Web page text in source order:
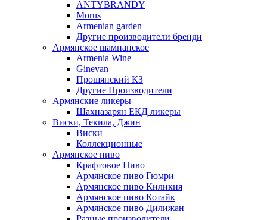
ANTYBRANDY
Morus
Armenian garden
Другие производители бренди
Армянское шампанское
Armenia Wine
Ginevan
Прошянский КЗ
Другие Производители
Армянские ликеры
Шахназарян ЕКД ликеры
Виски, Текила, Джин
Виски
Коллекционные
Армянское пиво
Крафтовое Пиво
Армянское пиво Гюмри
Армянское пиво Киликия
Армянское пиво Котайк
Армянское пиво Дилижан